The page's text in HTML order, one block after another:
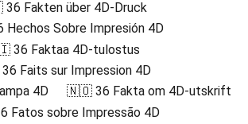
Fakten über 4D-Druck
Sobre Impresión 4D
36 Faktaa 4D-tulostus
Faits sur Impression 4D
4D
🇳🇴 36 Fakta om 4D-utskrift
sobre Impressão 4D